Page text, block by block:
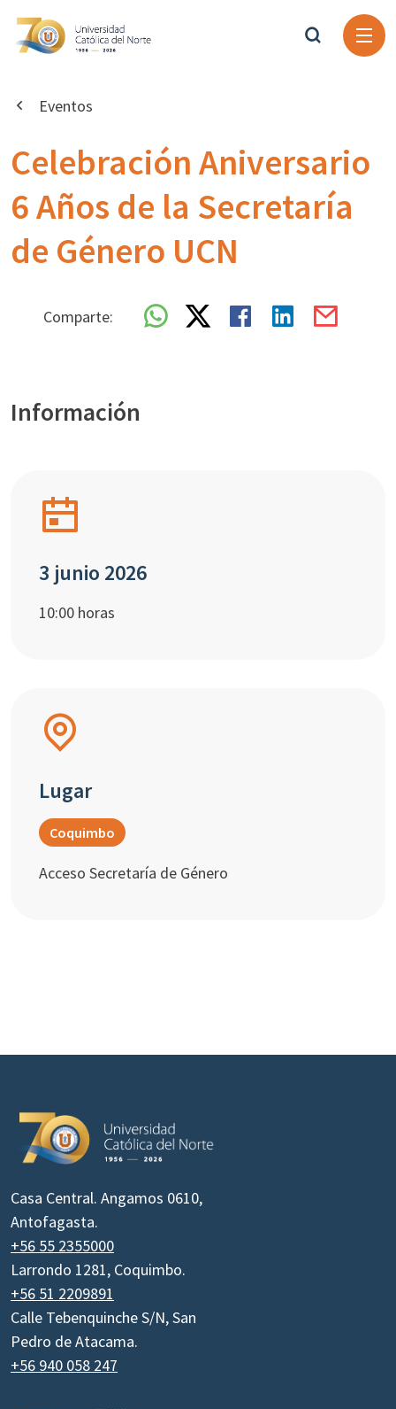
Eventos
Celebración Aniversario
6 Años de la Secretaría
de Género UCN
Comparte:
Información
3 junio 2026
10:00 horas
Lugar
Coquimbo
Acceso Secretaría de Género
Casa Central. Angamos 0610,
Antofagasta.
+56 55 2355000
Larrondo 1281, Coquimbo.
+56 51 2209891
Calle Tebenquinche S/N, San
Pedro de Atacama.
+56 940 058 247